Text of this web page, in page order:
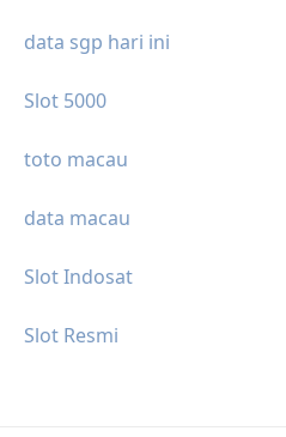
data sgp hari ini
Slot 5000
toto macau
data macau
Slot Indosat
Slot Resmi